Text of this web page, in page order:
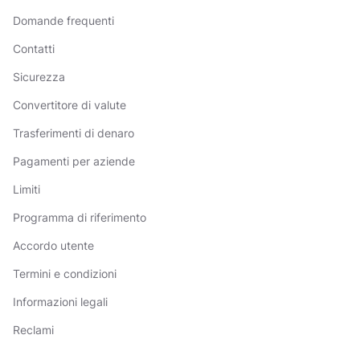
Domande frequenti
Contatti
Sicurezza
Convertitore di valute
Trasferimenti di denaro
Pagamenti per aziende
Limiti
Programma di riferimento
Accordo utente
Termini e condizioni
Informazioni legali
Reclami